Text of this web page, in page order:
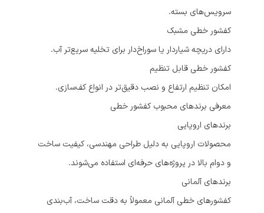
سرویس‌های بسته.
کفشور خطی مشبک
دارای دریچه شیار‌دار یا سوراخ‌دار برای تخلیه سریع‌تر آب.
کفشور خطی قابل تنظیم
امکان تنظیم ارتفاع و نصب دقیق‌تر در انواع کف‌سازی.
معرفی برندهای محبوب کفشور خطی
برندهای اروپایی
محصولات اروپایی به دلیل طراحی مهندسی، کیفیت ساخت
و دوام بالا در پروژه‌های حرفه‌ای استفاده می‌شوند.
برندهای آلمانی
کفشورهای خطی آلمانی معمولاً به دقت ساخت، آب‌بندی